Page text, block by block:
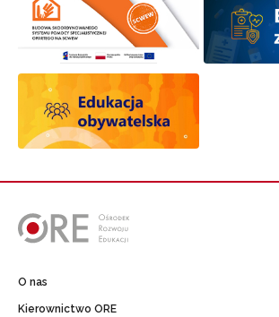
O nas
Kierownictwo ORE